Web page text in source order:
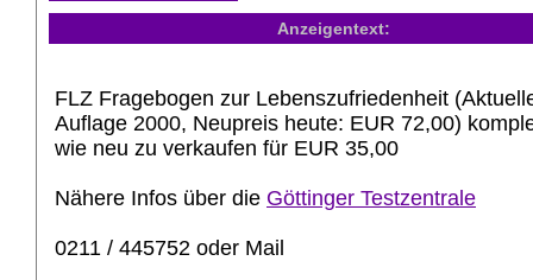
Anzeigentext:
FLZ Fragebogen zur Lebenszufriedenheit
Auflage 2000, Neupreis heute: EUR 72,00)
wie neu zu verkaufen für EUR 35,00
Nähere Infos über die Göttinger Testzentrale
0211 / 445752 oder Mail